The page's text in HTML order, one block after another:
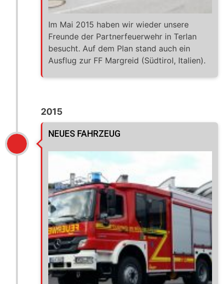
Im Mai 2015 haben wir wieder unsere
Freunde der Partnerfeuerwehr in Terlan
besucht. Auf dem Plan stand auch ein
Ausflug zur FF Margreid (Südtirol, Italien).
2015
NEUES FAHRZEUG